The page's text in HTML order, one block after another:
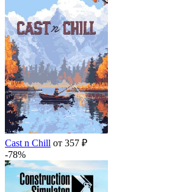
Cast n Chill от 357 ₽
-78%